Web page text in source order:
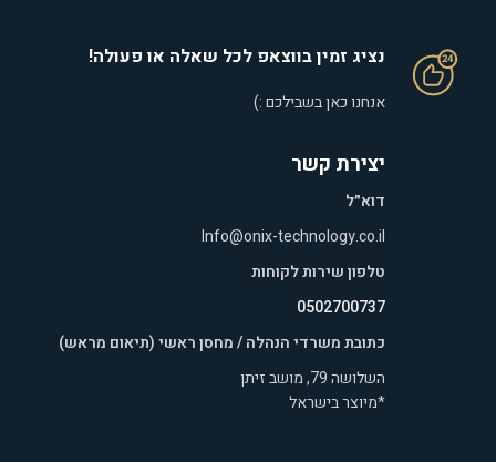
נציג זמין בווצאפ לכל שאלה או פעולה!
אנחנו כאן בשבילכם :)
יצירת קשר
דוא״ל
Info@onix-technology.co.il
טלפון שירות לקוחות
0502700737
כתובת משרדי הנהלה / מחסן ראשי (תיאום מראש)
השלושה 79, מושב זיתן
*מיוצר בישראל